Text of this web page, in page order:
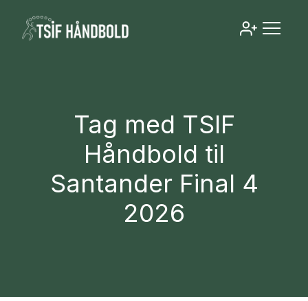
Tag med TSIF
Håndbold til
Santander Final 4
2026